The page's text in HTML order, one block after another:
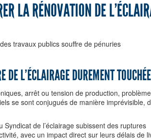
LA RÉNOVATION DE
travaux publics souffre de pénuries
L’ÉCLAIRAGE DUREMENT TOUCHÉE
arrêt ou tension de production,
se sont conjugués de manière imprévisible,
de l’éclairage subissent des ruptures
avec un impact direct sur leurs délais de